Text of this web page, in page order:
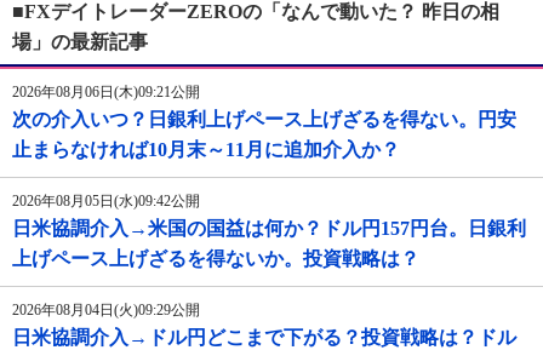
■FXデイトレーダーZEROの「なんで動いた？ 昨日の相
場」の最新記事
2026年08月06日(木)09:21公開
次の介入いつ？日銀利上げペース上げざるを得ない。円安
止まらなければ10月末～11月に追加介入か？
2026年08月05日(水)09:42公開
日米協調介入→米国の国益は何か？ドル円157円台。日銀利
上げペース上げざるを得ないか。投資戦略は？
2026年08月04日(火)09:29公開
日米協調介入→ドル円どこまで下がる？投資戦略は？ドル